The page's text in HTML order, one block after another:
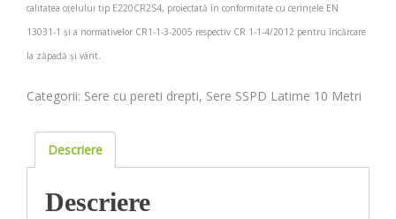
calitatea oțelului tip E220CR2S4, proiectată în conformitate cu cerințele EN
13031-1 și a normativelor CR1-1-3-2005 respectiv CR 1-1-4/2012 pentru încărcare
la zăpadă și vânt.
Categorii: Sere cu pereti drepti, Sere SSPD Latime 10 Metri
Descriere
Descriere